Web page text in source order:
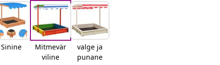
Sinine
Mitmevär
viline
valge ja
punane